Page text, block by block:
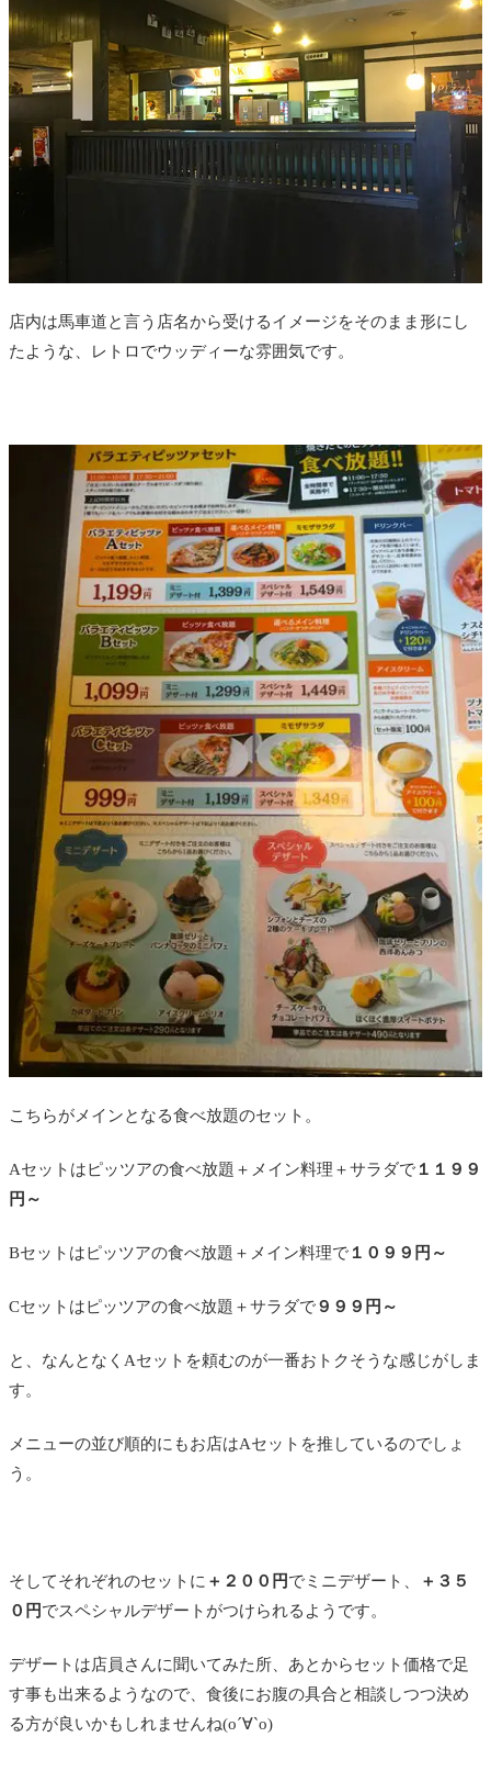
店内は馬車道と言う店名から受けるイメージをそのまま形にし
たような、レトロでウッディーな雰囲気です。
こちらがメインとなる食べ放題のセット。
Aセットはピッツアの食べ放題＋メイン料理＋サラダで １１９９
円～
Bセットはピッツアの食べ放題＋メイン料理で １０９９円～
Cセットはピッツアの食べ放題＋サラダで９９９円～
と、なんとなくAセットを頼むのが一番おトクそうな感じがしま
す。
メニューの並び順的にもお店はAセットを推しているのでしょ
う。
そしてそれぞれのセットに ＋２００円でミニデザート、
＋３５
０円でスペシャルデザートがつけられるようです。
デザートは店員さんに聞いてみた所、あとからセット価格で足
す事も出来るようなので、食後にお腹の具合と相談しつつ決め
る方が良いかもしれませんね(о´∀`о)